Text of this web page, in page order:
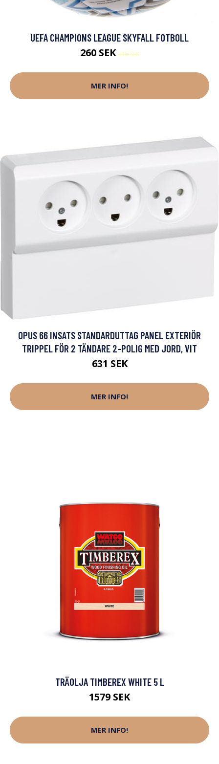
UEFA CHAMPIONS LEAGUE SKYFALL FOTBOLL
260 SEK315 SEK
MER INFO!
OPUS 66 INSATS STANDARDUTTAG PANEL EXTERIÖR
TRIPPEL FÖR 2 TÄNDARE 2-POLIG MED JORD, VIT
631 SEK
MER INFO!
TRÄOLJA TIMBEREX WHITE 5 L
1579 SEK
MER INFO!